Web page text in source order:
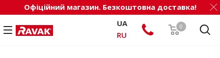
Офіційний магазин. Безкоштовна доставка!
0
UA
RU